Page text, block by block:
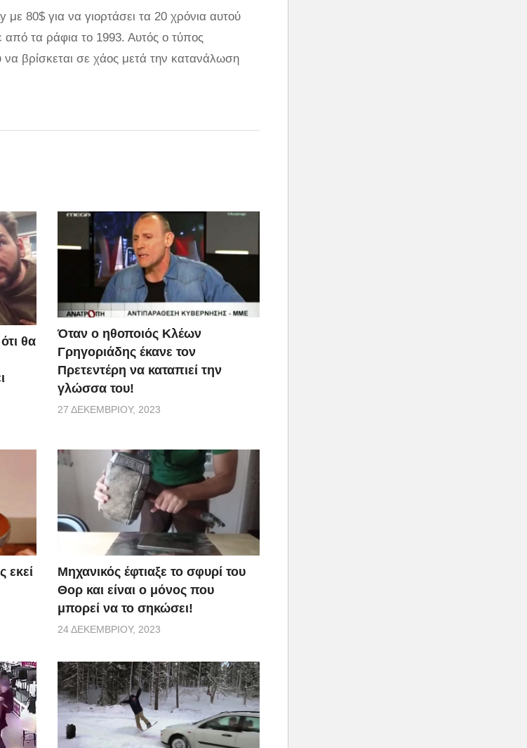
80$ για να γιορτάσει τα 20 χρόνια αυτού
από τα ράφια το 1993. Αυτός ο τύπος
να βρίσκεται σε χάος μετά την κατανάλωση
θα
Όταν ο ηθοποιός Κλέων
Γρηγοριάδης έκανε τον
Πρετεντέρη να καταπιεί την
γλώσσα του!
27 ΔΕΚΕΜΒΡΊΟΥ, 2023
εκεί
Μηχανικός έφτιαξε το σφυρί του
Θορ και είναι ο μόνος που
μπορεί να το σηκώσει!
24 ΔΕΚΕΜΒΡΊΟΥ, 2023